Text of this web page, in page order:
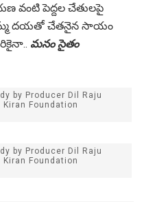
వంటి పెద్దల చేతులపై
దయతో చేతనైన సాయం
మనం సైతం
by Producer Dil Raju
Foundation
by Producer Dil Raju
Foundation